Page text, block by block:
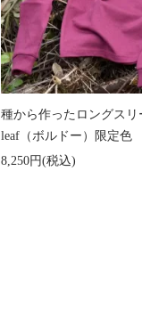
種から作ったロングス
leaf（ボルドー）限定色
8,250円(税込)